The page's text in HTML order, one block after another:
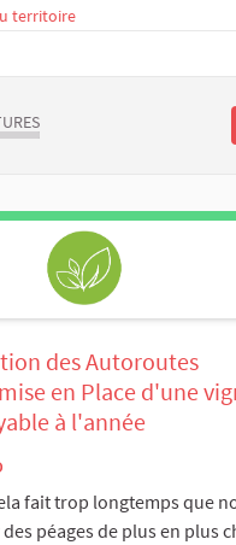
territoire
des Autoroutes
en Place d'une
à l'année
fait trop longtemps que
péages de plus en plus